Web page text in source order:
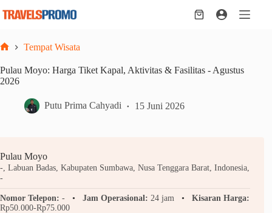
Shopping
Tempat Wisata
Pulau Moyo: Harga Tiket Kapal, Aktivitas & Fasilitas - Agustus
2026
Putu Prima Cahyadi 15 Juni 2026
Pulau Moyo
-, Labuan Badas, Kabupaten Sumbawa, Nusa Tenggara Barat, Indonesia,
-
Nomor Telepon: - Jam Operasional: 24 jam
Kisaran Harga:
Rp50.000-Rp75.000